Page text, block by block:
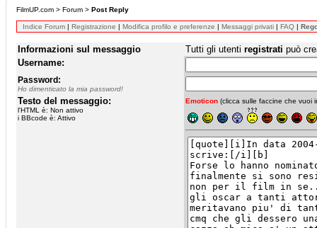
FilmUP.com > Forum > Post Reply
Indice Forum | Registrazione | Modifica profilo e preferenze | Messaggi privati | FAQ |
Informazioni sul messaggio Tutti gli utenti registrati può
Username:
Password:
Ho dimenticato la mia password!
Testo del messaggio:
l'HTML è: Non attivo
i BBcode è: Attivo
Emoticon (clicca sulle faccine che vuoi